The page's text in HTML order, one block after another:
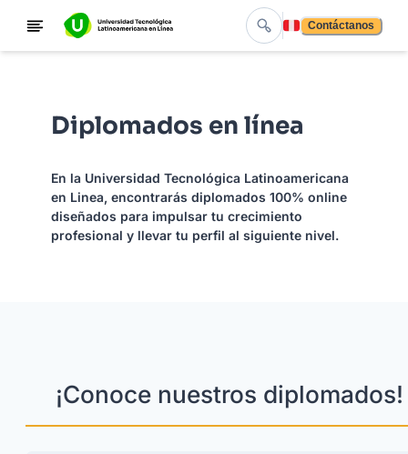
Contáctanos
Diplomados en línea
En la Universidad Tecnológica Latinoamericana
en Linea, encontrarás diplomados 100% online
diseñados para impulsar tu crecimiento
profesional y llevar tu perfil al siguiente nivel.
¡Conoce nuestros diplomados!